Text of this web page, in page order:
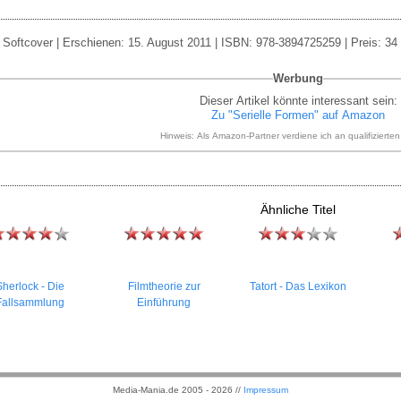
Softcover | Erschienen: 15. August 2011 | ISBN: 978-3894725259 | Preis:
Werbung
Dieser Artikel könnte interessant sein:
Zu "Serielle Formen" auf Amazon
Hinweis: Als Amazon-Partner verdiene ich an
Ähnliche Titel
- Die
Filmtheorie zur
Einführung
Tatort - Das Lexikon
Media-Mania.de 2005 - 2026 // Impressum